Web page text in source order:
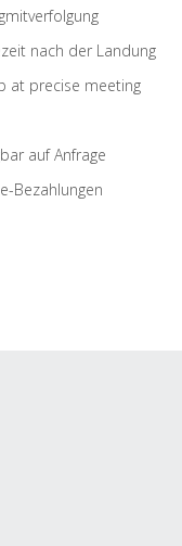
nach der Landung
at precise meeting
auf Anfrage
Bezahlungen